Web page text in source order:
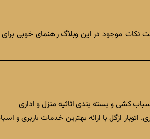
موجود در این وبلاگ راهنمای خوبی
کشی و بسته بندی اثاثیه منزل و اداری
ازگل با ارائه بهترین خدمات باربری و